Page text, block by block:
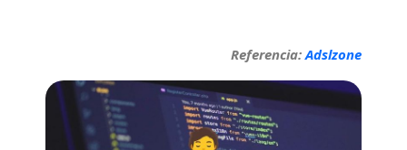
Referencia:Adslzone